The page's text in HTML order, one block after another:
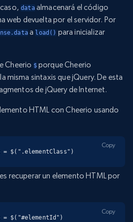
caso,dataalmacenará el código
web devuelta por el servidor. Por
aload() para inicializar
Cheerio $porque Cheerio
misma sintaxis que jQuery. De esta
de jQuery de Internet.
HTML con Cheerio usando
= $(".elementClass")
Copy
recuperar un elemento HTML por
= $("#elementId")
Copy